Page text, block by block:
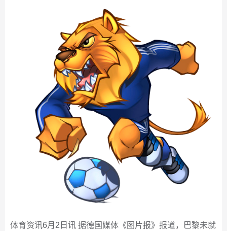
体育资讯6月2日讯 据德国媒体《图片报》报道，巴黎未就